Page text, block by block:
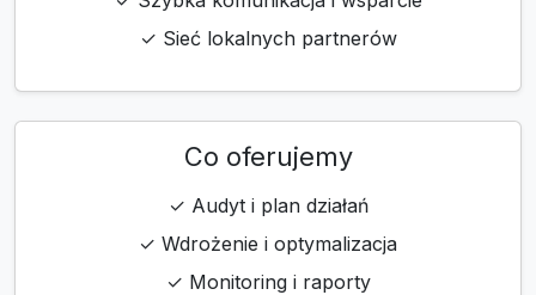
✓ Sieć lokalnych partnerów
Co oferujemy
✓ Audyt i plan działań
✓ Wdrożenie i optymalizacja
✓ Monitoring i raporty